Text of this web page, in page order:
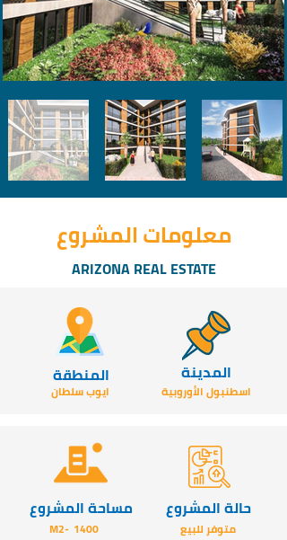
المنطقة
ايوب سلطان
المدينة
اسطنبول الأوروبية
مساحة المشروع
1400
-M2
حالة المشروع
متوفر للبيع
معلومات المشروع
ARIZONA REAL ESTATE